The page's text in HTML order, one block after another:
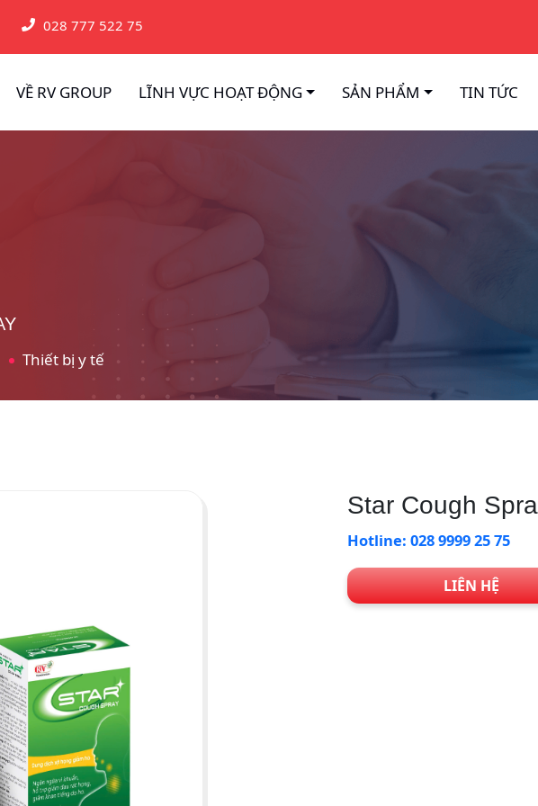
028 777 522 75
VỀ RV GROUP LĨNH VỰC HOẠT ĐỘNG SẢN PHẨM TIN TỨC
Thiết bị y tế
Star Cough
Hotline: 028 9999 25 75
LIÊN HỆ